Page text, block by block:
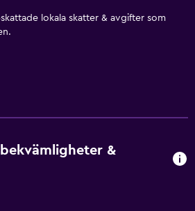
lokala skatter & avgifter som
&